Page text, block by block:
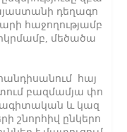
դեղագո
հաջողությամբ
մեծածա
հայ
բազմամյա փո
և կազ
շնորհիվ ընկերո